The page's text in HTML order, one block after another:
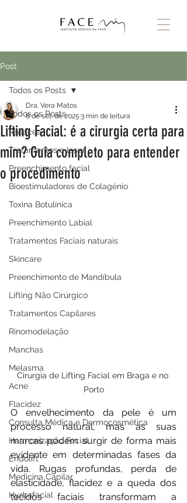
Post
Todos os Posts
Rosácea
Tratamentos a laser
Preenchimento facial
Bioestimuladores de Colagénio
Toxina Botulínica
Preenchimento Labial
Tratamentos Faciais naturais
Skincare
Preenchimento de Mandíbula
Lifting Não Cirúrgico
Tratamentos Capilares
Rinomodelação
Manchas
Melasma
Acne
Flacidez
Consulta Médica e Dermocosmética
Harmonização Facial
Endolift
Medicina Capilar
Hydrafacial
Todos os Posts
Lifting Facial: é a cirurgia certa para
mim? Guia completo para entender
o procedimento
Dra. Vera Matos
8 de set. de 2025 3 min de leitura
Cirurgia de Lifting Facial em Braga e no
Porto
O envelhecimento da pele é um
processo natural, mas as suas
marcas podem surgir de forma mais
evidente em determinadas fases da
vida. Rugas profundas, perda de
elasticidade, flacidez e a queda dos
tecidos faciais transformam a